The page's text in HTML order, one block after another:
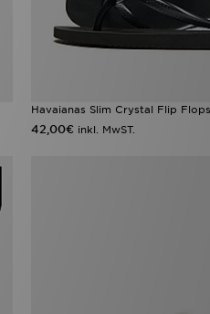
Havaianas Slim Crystal Flip
42,00€ inkl. MwST.